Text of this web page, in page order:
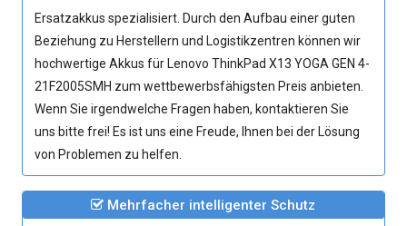
Ersatzakkus spezialisiert. Durch den Aufbau einer guten
Beziehung zu Herstellern und Logistikzentren können wir
hochwertigeAkkus für Lenovo ThinkPad X13 YOGA GEN 4-
21F2005SMH zum wettbewerbsfähigsten Preis anbieten.
Wenn Sie irgendwelche Fragen haben, kontaktieren Sie
uns bitte frei! Es ist uns eine Freude, Ihnen bei der Lösung
von Problemen zu helfen.
Mehrfacher intelligenter Schutz